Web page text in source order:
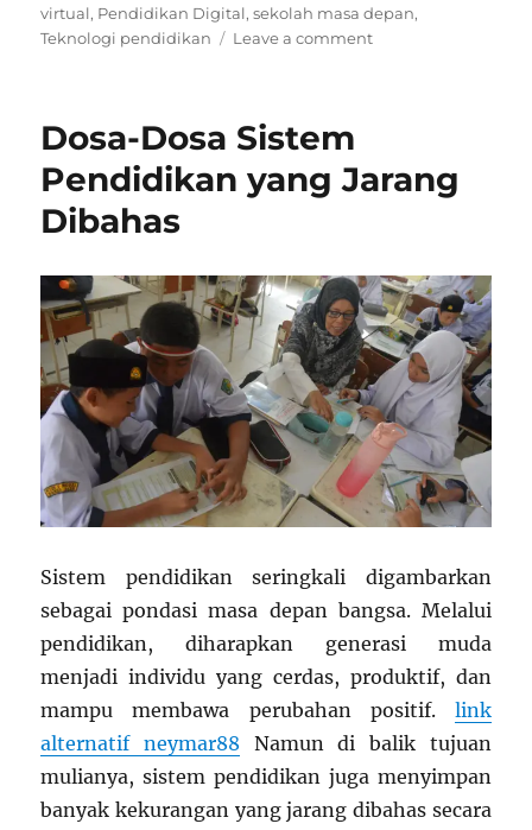
on
virtual, Pendidikan Digital,sekolah masa depan,
Teknologi pendidikan
Leave a commenton
Belajar
Dosa-Dosa Sistem
Pendidikan yang Jarang
Dibahas
Sistem pendidikan seringkali digambarkan
sebagai pondasi masa depan bangsa. Melalui
pendidikan, diharapkan generasi muda
menjadi individu yang cerdas, produktif, dan
mampu membawa perubahan positif. link
alternatif neymar88 Namun di balik tujuan
mulianya, sistem pendidikan juga menyimpan
banyak kekurangan yang jarang dibahas secara